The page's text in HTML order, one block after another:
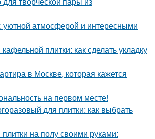
уютной атмосферой и интересными
плитки: как сделать укладку
в Москве, которая кажется
на первом месте!
для плитки: как выбрать
на полу своими руками: